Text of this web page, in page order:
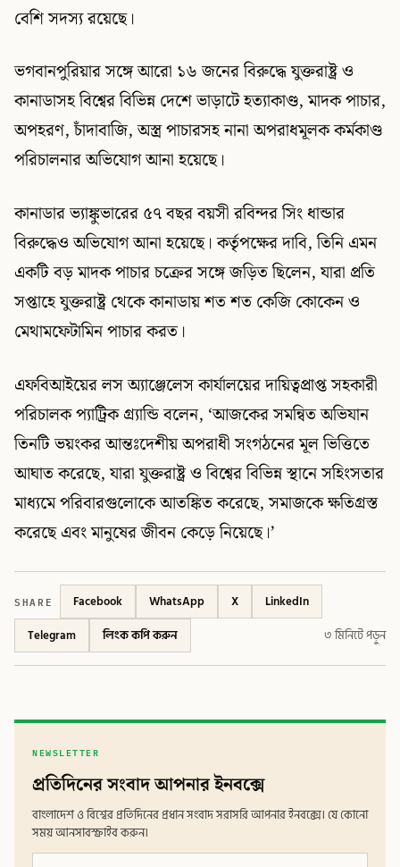
বেশি সদস্য রয়েছে।
ভগবানপুরিয়ার সঙ্গে আরো ১৬ জনের বিরুদ্ধে যুক্তরাষ্ট্র ও
কানাডাসহ বিশ্বের বিভিন্ন দেশে ভাড়াটে হত্যাকাণ্ড, মাদক পাচার,
অপহরণ, চাঁদাবাজি, অস্ত্র পাচারসহ নানা অপরাধমূলক কর্মকাণ্ড
পরিচালনার অভিযোগ আনা হয়েছে।
কানাডার ভ্যাঙ্কুভারের ৫৭ বছর বয়সী রবিন্দর সিং ধান্ডার
বিরুদ্ধেও অভিযোগ আনা হয়েছে। কর্তৃপক্ষের দাবি, তিনি এমন
একটি বড় মাদক পাচার চক্রের সঙ্গে জড়িত ছিলেন, যারা প্রতি
সপ্তাহে যুক্তরাষ্ট্র থেকে কানাডায় শত শত কেজি কোকেন ও
মেথামফেটামিন পাচার করত।
এফবিআইয়ের লস অ্যাঞ্জেলেস কার্যালয়ের দায়িত্বপ্রাপ্ত সহকারী
পরিচালক প্যাট্রিক গ্র্যান্ডি বলেন, ‘আজকের সমন্বিত অভিযান
তিনটি ভয়ংকর আন্তঃদেশীয় অপরাধী সংগঠনের মূল ভিত্তিতে
আঘাত করেছে, যারা যুক্তরাষ্ট্র ও বিশ্বের বিভিন্ন স্থানে সহিংসতার
মাধ্যমে পরিবারগুলোকে আতঙ্কিত করেছে, সমাজকে ক্ষতিগ্রস্ত
করেছে এবং মানুষের জীবন কেড়ে নিয়েছে।’
SHARE Facebook WhatsApp X
LinkedIn
Telegram
লিংক কপি করুন ৩ মিনিটে পড়ুন
NEWSLETTER
প্রতিদিনের সংবাদ আপনার ইনবক্সে
বাংলাদেশ ও বিশ্বের প্রতিদিনের প্রধান সংবাদ সরাসরি আপনার ইনবক্সে। যে কোনো
সময় আনসাবস্ক্রাইব করুন।